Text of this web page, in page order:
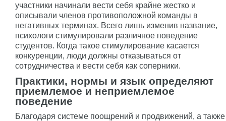
участники начинали вести себя крайне жестко и
описывали членов противоположной команды в
негативных терминах. Всего лишь изменив название,
психологи стимулировали различное поведение
студентов. Когда такое стимулирование касается
конкуренции, люди должны отказываться от
сотрудничества и вести себя как соперники.
Практики, нормы и язык определяют
приемлемое и неприемлемое
поведение
Благодаря системе поощрений и продвижений, а также